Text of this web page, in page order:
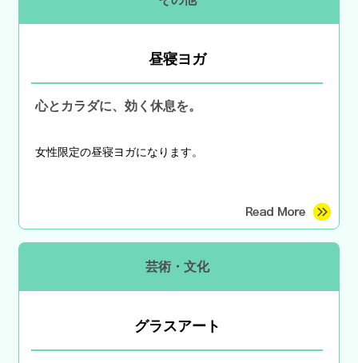
昼寝ヨガ
心とカラダに、効く休息を。
女性限定の昼寝ヨガになります。
芸術・文化
グラスアート